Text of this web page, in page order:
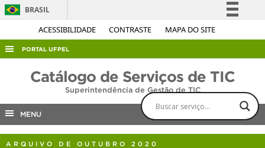
ACESSIBILIDADE CONTRASTE MAPA DO SITE
BRASIL
Simplifique!
Acesso à informação
Canais
PORTAL UFPEL
ACESSO À INFORMAÇÃO
Catálogo de Serviços de TIC
Superintendência de Gestão de TIC
MENU
ARQUIVO DE OUTUBRO 2020